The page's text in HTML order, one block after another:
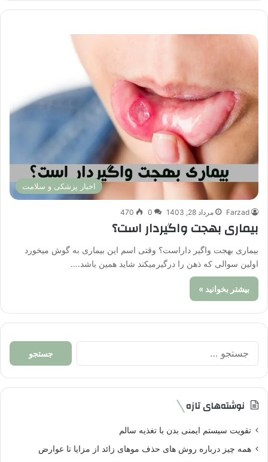
اخبار پزشکی و سلامت
Farzad مرداد 28, 1403 0
470
بیماری بهجت واگیردار است؟
بیماری بهجت واگیر داراست؟ وقتی اسم این بیماری به گوش میخورد
اولین سوالی که ذهن را درگیرمیکند شاید همین باشد.…
بیشتر بخوانید »
جستجو
نوشته‌های تازه
تقویت سیستم ایمنی بدن با تغذیه سالم
همه چیز درباره روش های حذف موهای زائد از مزایا تا عوارض